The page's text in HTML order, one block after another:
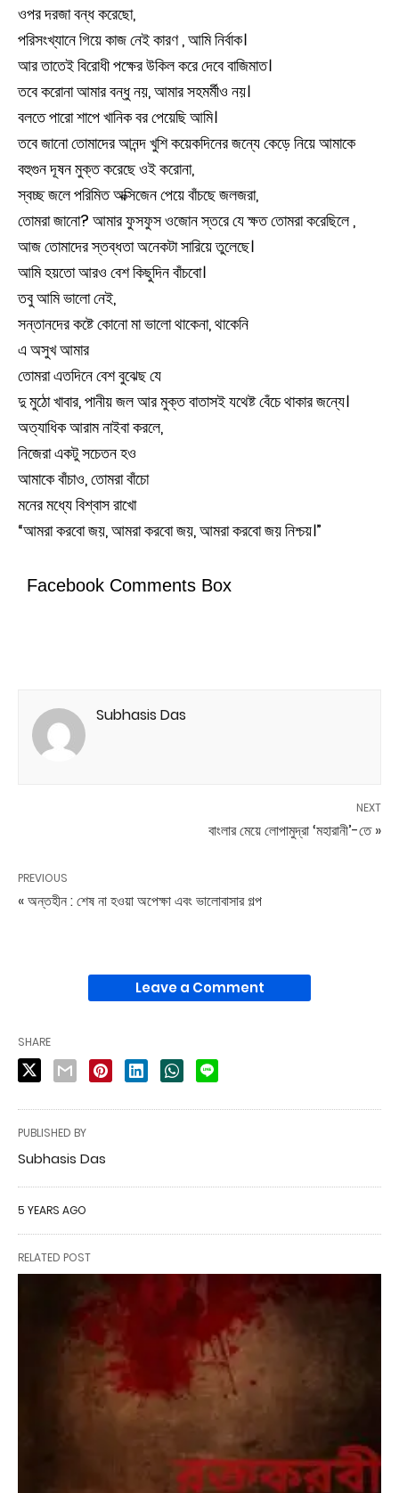
ওপর দরজা বন্ধ করেছো,
পরিসংখ্যানে গিয়ে কাজ নেই কারণ , আমি নির্বাক।
আর তাতেই বিরোধী পক্ষের উকিল করে দেবে বাজিমাত।
তবে করোনা আমার বন্ধু নয়, আমার সহমর্মীও নয়।
বলতে পারো শাপে খানিক বর পেয়েছি আমি।
তবে জানো তোমাদের আনন্দ খুশি কয়েকদিনের জন্যে কেড়ে নিয়ে আমাকে
বহুগুন দূষন মুক্ত করেছে ওই করোনা,
স্বচ্ছ জলে পরিমিত অক্সিজেন পেয়ে বাঁচছে জলজরা,
তোমরা জানো? আমার ফুসফুস ওজোন স্তরে যে ক্ষত তোমরা করেছিলে ,
আজ তোমাদের স্তব্ধতা অনেকটা সারিয়ে তুলেছে।
আমি হয়তো আরও বেশ কিছুদিন বাঁচবো।
তবু আমি ভালো নেই,
সন্তানদের কষ্টে কোনো মা ভালো থাকেনা, থাকেনি
এ অসুখ আমার
তোমরা এতদিনে বেশ বুঝেছ যে
দু মুঠো খাবার, পানীয় জল আর মুক্ত বাতাসই যথেষ্ট বেঁচে থাকার জন্যে।
অত্যাধিক আরাম নাইবা করলে,
নিজেরা একটু সচেতন হও
আমাকে বাঁচাও, তোমরা বাঁচো
মনের মধ্যে বিশ্বাস রাখো
“আমরা করবো জয়, আমরা করবো জয়, আমরা করবো জয় নিশ্চয়।”
Facebook Comments Box
Subhasis Das
NEXT
বাংলার মেয়ে লোপামুদ্রা ‘মহারানী’-তে »
PREVIOUS
« অন্তহীন : শেষ না হওয়া অপেক্ষা এবং ভালোবাসার গল্প
Leave a Comment
SHARE
PUBLISHED BY
Subhasis Das
5 YEARS AGO
RELATED POST